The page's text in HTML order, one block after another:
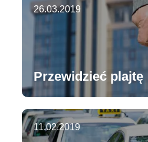
26.03.2019
Przewidzieć plajtę
11.02.2019